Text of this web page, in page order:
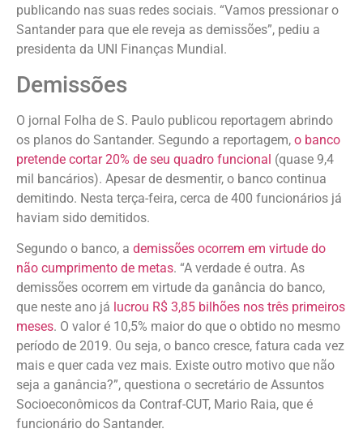
publicando nas suas redes sociais. “Vamos pressionar o
Santander para que ele reveja as demissões”, pediu a
presidenta da UNI Finanças Mundial.
Demissões
O jornal Folha de S. Paulo publicou reportagem abrindo
os planos do Santander. Segundo a reportagem, o banco
pretende cortar 20% de seu quadro funcional (quase 9,4
mil bancários). Apesar de desmentir, o banco continua
demitindo. Nesta terça-feira, cerca de 400 funcionários já
haviam sido demitidos.
Segundo o banco, a demissões ocorrem em virtude do
não cumprimento de metas. “A verdade é outra. As
demissões ocorrem em virtude da ganância do banco,
que neste ano já lucrou R$ 3,85 bilhões nos três primeiros
meses. O valor é 10,5% maior do que o obtido no mesmo
período de 2019. Ou seja, o banco cresce, fatura cada vez
mais e quer cada vez mais. Existe outro motivo que não
seja a ganância?”, questiona o secretário de Assuntos
Socioeconômicos da Contraf-CUT, Mario Raia, que é
funcionário do Santander.